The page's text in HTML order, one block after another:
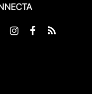
Instagram
Facebook
RSS